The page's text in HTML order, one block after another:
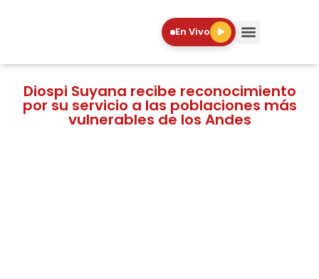
En Vivo
Diospi Suyana recibe reconocimiento
por su servicio a las poblaciones más
vulnerables de los Andes